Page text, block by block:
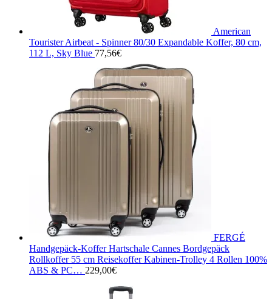
American
Tourister Airbeat - Spinner 80/30 Expandable Koffer, 80 cm,
112 L, Sky Blue 77,56€
FERGÉ
Handgepäck-Koffer Hartschale Cannes Bordgepäck
Rollkoffer 55 cm Reisekoffer Kabinen-Trolley 4 Rollen 100%
ABS & PC… 229,00€